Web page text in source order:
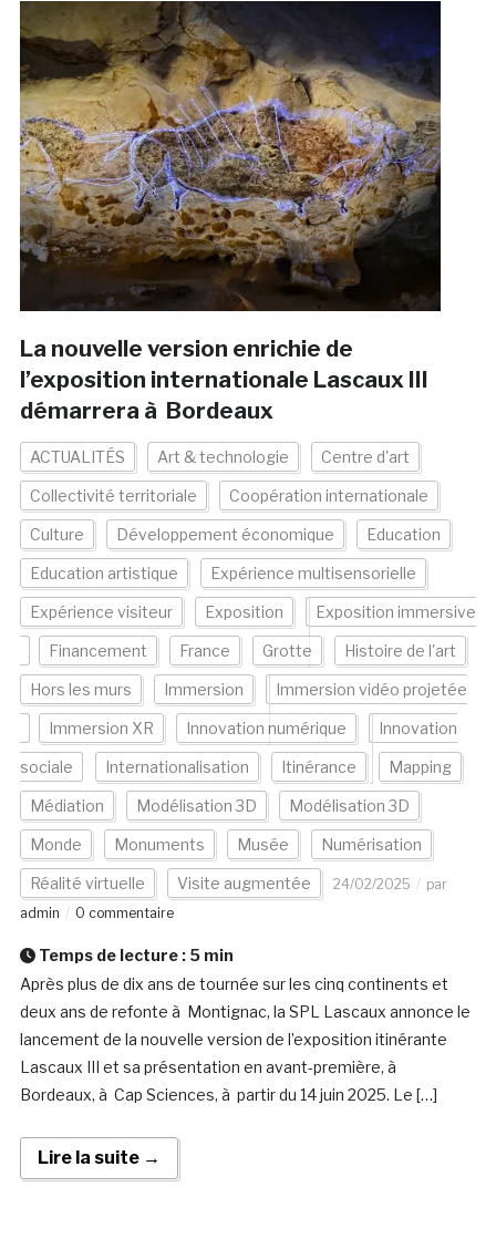
La nouvelle version enrichie de
l’exposition internationale Lascaux III
démarrera à Bordeaux
ACTUALITÉS Art & technologie Centre d'art
Collectivité territoriale Coopération internationale
Culture Développement économique Education
Education artistique Expérience multisensorielle
Expérience visiteur Exposition Exposition immersive
Financement France Grotte Histoire de l'art
Hors les murs Immersion Immersion vidéo projetée
Immersion XR Innovation numérique Innovation
sociale Internationalisation Itinérance Mapping
Médiation Modélisation 3D Modélisation 3D
Monde Monuments Musée Numérisation
Réalité virtuelle Visite augmentée 24/02/2025
par
admin
0 commentaire
Temps de lecture : 5 min
Après plus de dix ans de tournée sur les cinq continents et
deux ans de refonte à Montignac, la SPL Lascaux annonce le
lancement de la nouvelle version de l’exposition itinérante
Lascaux III et sa présentation en avant-première, à
Bordeaux, à Cap Sciences, à partir du 14 juin 2025. Le […]
Lire la suite →